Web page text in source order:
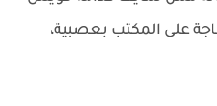
على المكتب بعصبية،